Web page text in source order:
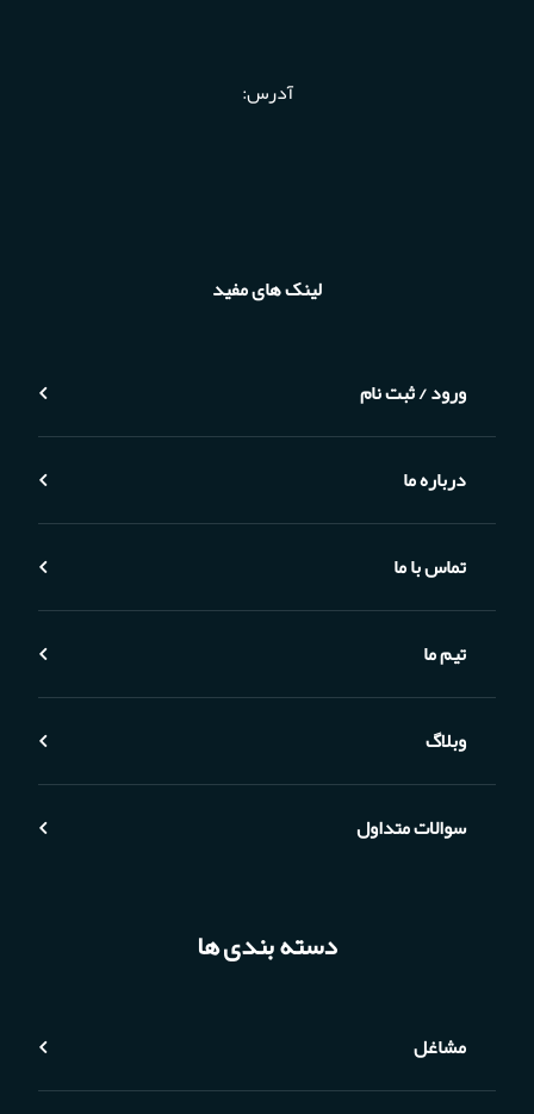
آدرس:
لینک های مفید
ورود / ثبت نام
درباره ما
تماس با ما
تیم ما
وبلاگ
سوالات متداول
دسته بندی ها
مشاغل